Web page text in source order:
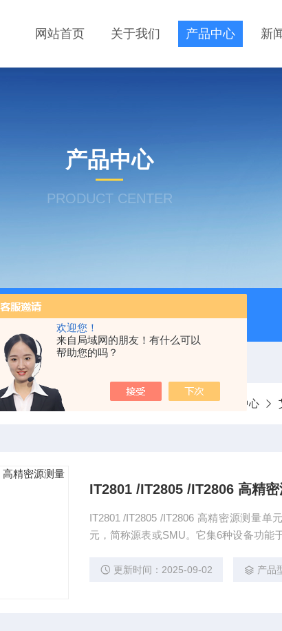
欢迎您！
来自局域网的朋友！有什么可以
帮助您的吗？
网站首页 关于我们 产品中心 新
产品中心
PRODUCT CENTER
固纬 AFG-2225 双通道任意波信号发生器 APS-
当前位置：首页 产品中心
IT2801 /IT2805 /IT2806 高精
IT2801 /IT2805 /IT2806 高精密源测量单元IT2800系列是外观紧凑、经济高效的台式源测量单
元，简称源表或SMU。它集6种设备功能
择。全系列覆盖了10fA到10A的电流范围
更新时间：2025-09-02 产品